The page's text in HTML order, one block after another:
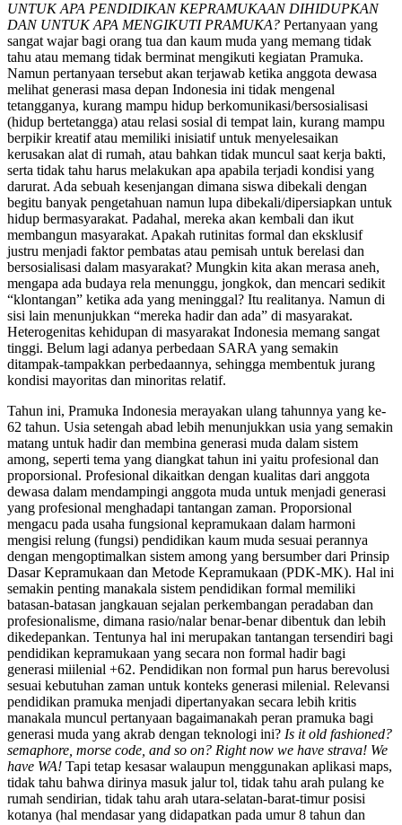
UNTUK APA PENDIDIKAN KEPRAMUKAAN DIHIDUPKAN
DAN UNTUK APA MENGIKUTI PRAMUKA? Pertanyaan yang
sangat wajar bagi orang tua dan kaum muda yang memang tidak
tahu atau memang tidak berminat mengikuti kegiatan Pramuka.
Namun pertanyaan tersebut akan terjawab ketika anggota dewasa
melihat generasi masa depan Indonesia ini tidak mengenal
tetangganya, kurang mampu hidup berkomunikasi/bersosialisasi
(hidup bertetangga) atau relasi sosial di tempat lain, kurang mampu
berpikir kreatif atau memiliki inisiatif untuk menyelesaikan
kerusakan alat di rumah, atau bahkan tidak muncul saat kerja bakti,
serta tidak tahu harus melakukan apa apabila terjadi kondisi yang
darurat. Ada sebuah kesenjangan dimana siswa dibekali dengan
begitu banyak pengetahuan namun lupa dibekali/dipersiapkan untuk
hidup bermasyarakat. Padahal, mereka akan kembali dan ikut
membangun masyarakat. Apakah rutinitas formal dan eksklusif
justru menjadi faktor pembatas atau pemisah untuk berelasi dan
bersosialisasi dalam masyarakat? Mungkin kita akan merasa aneh,
mengapa ada budaya rela menunggu, jongkok, dan mencari sedikit
“klontangan” ketika ada yang meninggal? Itu realitanya. Namun di
sisi lain menunjukkan “mereka hadir dan ada” di masyarakat.
Heterogenitas kehidupan di masyarakat Indonesia memang sangat
tinggi. Belum lagi adanya perbedaan SARA yang semakin
ditampak-tampakkan perbedaannya, sehingga membentuk jurang
kondisi mayoritas dan minoritas relatif.
Tahun ini, Pramuka Indonesia merayakan ulang tahunnya yang ke-
62 tahun. Usia setengah abad lebih menunjukkan usia yang semakin
matang untuk hadir dan membina generasi muda dalam sistem
among, seperti tema yang diangkat tahun ini yaitu profesional dan
proporsional. Profesional dikaitkan dengan kualitas dari anggota
dewasa dalam mendampingi anggota muda untuk menjadi generasi
yang profesional menghadapi tantangan zaman. Proporsional
mengacu pada usaha fungsional kepramukaan dalam harmoni
mengisi relung (fungsi) pendidikan kaum muda sesuai perannya
dengan mengoptimalkan sistem among yang bersumber dari Prinsip
Dasar Kepramukaan dan Metode Kepramukaan (PDK-MK). Hal ini
semakin penting manakala sistem pendidikan formal memiliki
batasan-batasan jangkauan sejalan perkembangan peradaban dan
profesionalisme, dimana rasio/nalar benar-benar dibentuk dan lebih
dikedepankan. Tentunya hal ini merupakan tantangan tersendiri bagi
pendidikan kepramukaan yang secara non formal hadir bagi
generasi miilenial +62. Pendidikan non formal pun harus berevolusi
sesuai kebutuhan zaman untuk konteks generasi milenial. Relevansi
pendidikan pramuka menjadi dipertanyakan secara lebih kritis
manakala muncul pertanyaan bagaimanakah peran pramuka bagi
generasi muda yang akrab dengan teknologi ini? Is it old fashioned?
semaphore, morse code and so on? Right now we have strava! We
have WA! Tapi tetap kesasar walaupun menggunakan aplikasi maps,
tidak tahu bahwa dirinya masuk jalur tol, tidak tahu arah pulang ke
rumah sendirian, tidak tahu arah utara-selatan-barat-timur posisi
kotanya (hal mendasar yang didapatkan pada umur 8 tahun dan